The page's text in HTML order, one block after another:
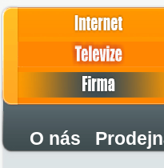
Internet
Televize
Firma
O nás